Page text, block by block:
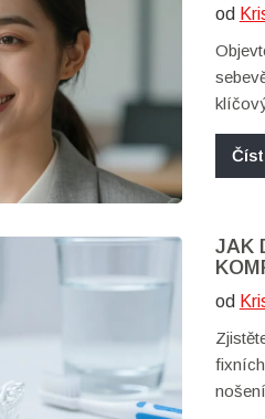
od
JAK
od